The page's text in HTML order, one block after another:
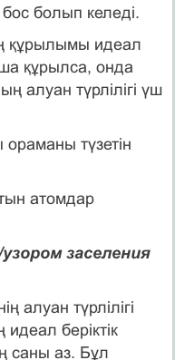
болып келеді.
құрылымы идеал
құрылса, онда
алуан түрлілігі үш
ораманы түзетін
атомдар
заселения
алуан түрлілігі
беріктік
саны аз. Бұл